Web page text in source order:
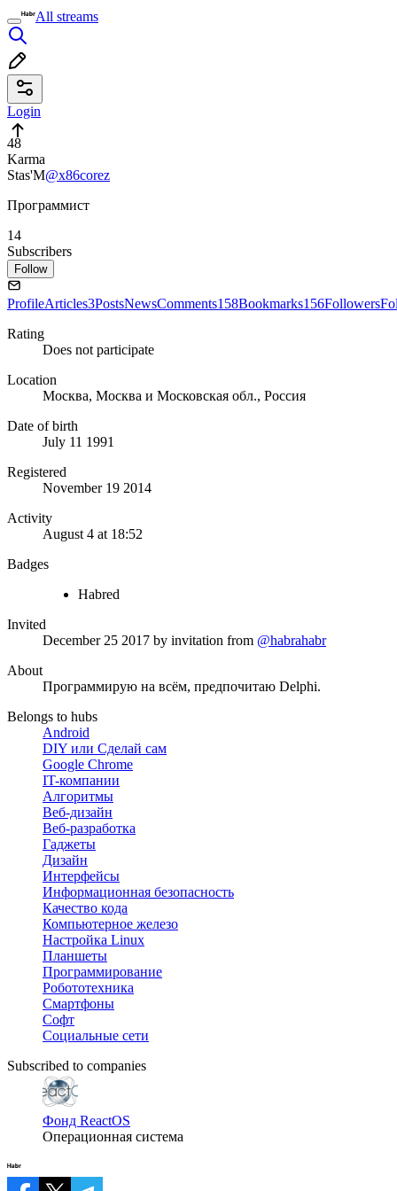
All streams
Login
48
Karma
Stas'M@x86corez
Программист
14
Subscribers
Follow
ProfileArticles3PostsNewsComments158Bookmarks156Followers
Rating
Does not participate
Location
Москва, Москва и Московская обл., Россия
Date of birth
July 11 1991
Registered
November 19 2014
Activity
August 4 at 18:52
Badges
Habred
Invited
December 25 2017 by invitation from @habrahabr
About
Программирую на всём, предпочитаю Delphi.
Belongs to hubs
Android
DIY или Сделай сам
Google Chrome
IT-компании
Алгоритмы
Веб-дизайн
Веб-разработка
Гаджеты
Дизайн
Интерфейсы
Информационная безопасность
Качество кода
Компьютерное железо
Настройка Linux
Планшеты
Программирование
Робототехника
Смартфоны
Софт
Социальные сети
Subscribed to companies
Фонд ReactOS
Операционная система